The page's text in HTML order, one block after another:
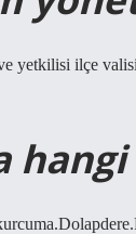
yetkilisi ilçe